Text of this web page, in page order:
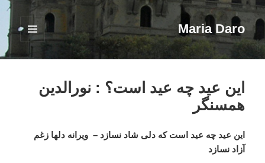
Maria Daro
فهرست
ابزارک‌ها
این عید چه عید است؟ : نورالدین
همسنگر
این عید چه عید است که دلی شاد نسازد – ویرانه دلها زغم
آزاد نسازد